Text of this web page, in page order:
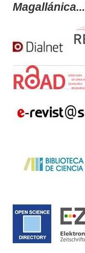
Magallánica...